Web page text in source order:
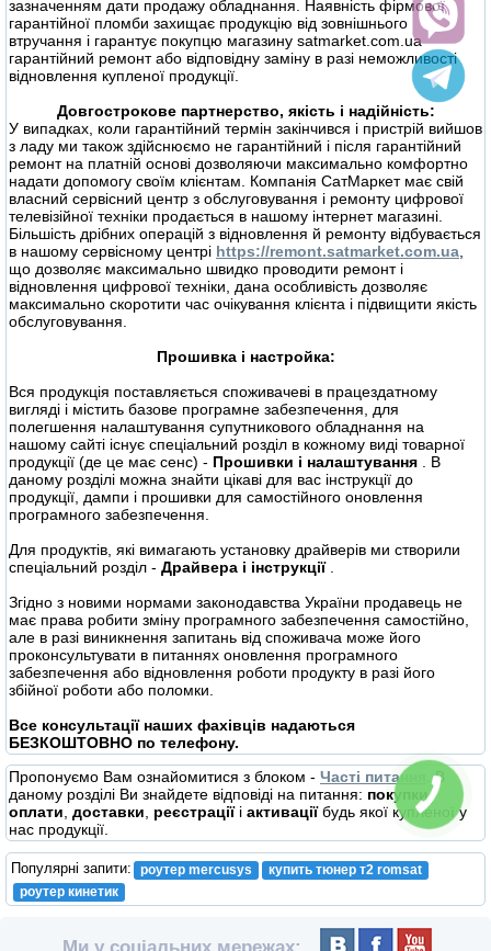
зазначенням дати продажу обладнання. Наявність фірмової
гарантійної пломби захищає продукцію від зовнішнього
втручання і гарантує покупцю магазину satmarket.com.ua
гарантійний ремонт або відповідну заміну в разі неможливості
відновлення купленої продукції.
Довгострокове партнерство, якість і надійність:
У випадках, коли гарантійний термін закінчився і пристрій вийшов
з ладу ми також здійснюємо не гарантійний і після гарантійний
ремонт на платній основі дозволяючи максимально комфортно
надати допомогу своїм клієнтам. Компанія СатМаркет має свій
власний сервісний центр з обслуговування і ремонту цифрової
телевізійної техніки продається в нашому інтернет магазині.
Більшість дрібних операцій з відновлення й ремонту відбувається
в нашому сервісному центрі https://remont.satmarket.com.ua
що дозволяє максимально швидко проводити ремонт і
відновлення цифрової техніки, дана особливість дозволяє
максимально скоротити час очікування клієнта і підвищити якість
обслуговування.
Прошивка і настройка:
Вся продукція поставляється споживачеві в працездатному
вигляді і містить базове програмне забезпечення, для
полегшення налаштування супутникового обладнання на
нашому сайті існує спеціальний розділ в кожному виді товарної
продукції (де це має сенс) - Прошивки і налаштування
. В
даному розділі можна знайти цікаві для вас інструкції до
продукції, дампи і прошивки для самостійного оновлення
програмного забезпечення.
Для продуктів, які вимагають установку драйверів ми створили
спеціальний розділ - Драйвера і інструкції
Згідно з новими нормами законодавства України продавець не
має права робити зміну програмного забезпечення самостійно,
але в разі виникнення запитань від споживача може його
проконсультувати в питаннях оновлення програмного
забезпечення або відновлення роботи продукту в разі його
збійної роботи або поломки.
Все консультації наших фахівців надаються
БЕЗКОШТОВНО по телефону.
Пропонуємо Вам ознайомитися з блоком - Часті питання
. В
даному розділі Ви знайдете відповіді на питання: покупки,
оплати, доставки, реєстрації і активаціїбудь якої купленої у
нас продукції.
Популярні запити: роутер mercusys
купить тюнер т2 romsat
роутер кинетик
Ми у соціальних мережах: